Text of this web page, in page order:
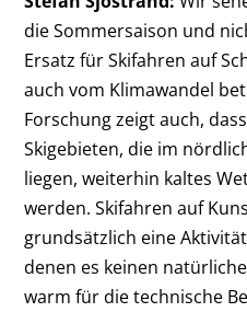
die Sommersaison und
Ersatz für Skifahren auf
auch vom Klimawandel
Forschung zeigt auch,
Skigebieten, die im
liegen, weiterhin kaltes
werden. Skifahren auf
grundsätzlich eine
denen es keinen
warm für die technische